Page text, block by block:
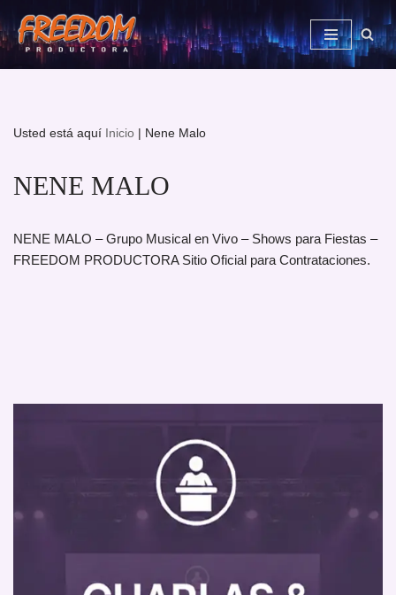
Saltar
al
Usted está aquí Inicio | Nene Malo
NENE MALO
NENE MALO – Grupo Musical en Vivo – Shows para Fiestas –
FREEDOM PRODUCTORA Sitio Oficial para Contrataciones.